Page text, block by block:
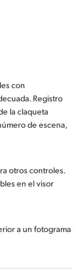
con
Registro
la claqueta
de escena,
otros controles.
en el visor
a un fotograma